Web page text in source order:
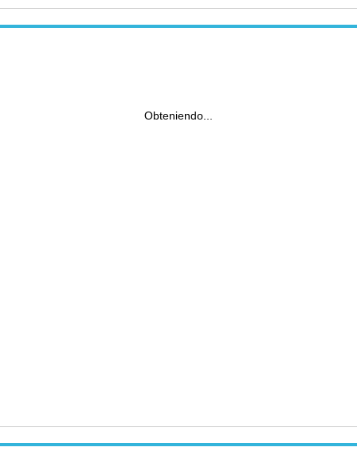
Obteniendo...